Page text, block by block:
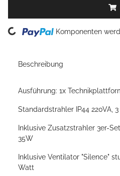
Loading... Komponenten
Beschreibung
Ausführung: 1x
Standardstrahler IP44 220VA,
Inklusive Zusatzstrahler 3er-
35W
Inklusive Ventilator "Silence"
Watt